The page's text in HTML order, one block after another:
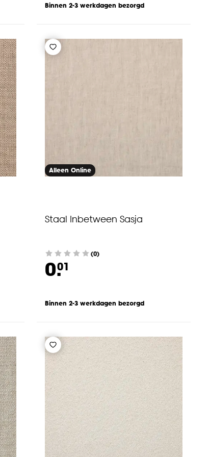
Binnen 2-3 werkdagen bezorgd
Alleen Online
Staal Inbetween Sasja
(0)
0.01
Binnen 2-3 werkdagen bezorgd